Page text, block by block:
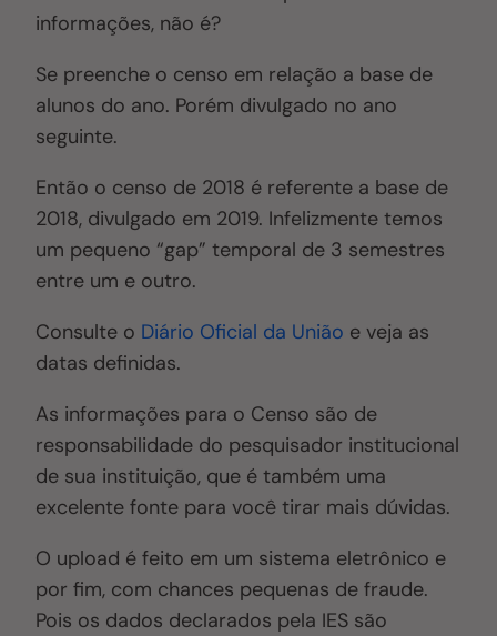
informações, não é?
Se preenche o censo em relação a base de
alunos do ano. Porém divulgado no ano
seguinte.
Então o censo de 2018 é referente a base de
2018, divulgado em 2019. Infelizmente temos
um pequeno “gap” temporal de 3 semestres
entre um e outro.
Consulte o Diário Oficial da União e veja as
datas definidas.
As informações para o Censo são de
responsabilidade do pesquisador institucional
de sua instituição, que é também uma
excelente fonte para você tirar mais dúvidas.
O upload é feito em um sistema eletrônico e
por fim, com chances pequenas de fraude.
Pois os dados declarados pela IES são